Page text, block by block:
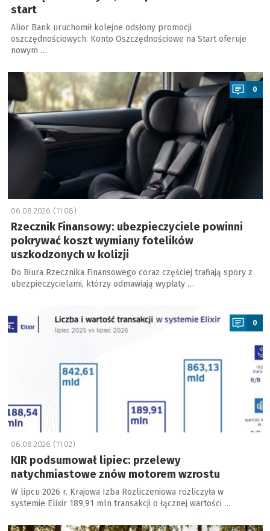
start
Alior Bank uruchomił kolejne odsłony promocji
oszczędnościowych. Konto Oszczędnościowe na Start oferuje
nowym …
a
0
06.08.2026 (11:08)
Rzecznik Finansowy: ubezpieczyciele powinni
pokrywać koszt wymiany fotelików
uszkodzonych w kolizji
Do Biura Rzecznika Finansowego coraz częściej trafiają spory z
ubezpieczycielami, którzy odmawiają wypłaty …
0
06.08.2026 (11:02)
KIR podsumował lipiec: przelewy
natychmiastowe znów motorem wzrostu
W lipcu 2026 r. Krajowa Izba Rozliczeniowa rozliczyła w
systemie Elixir 189,91 mln transakcji o łącznej wartości …
a